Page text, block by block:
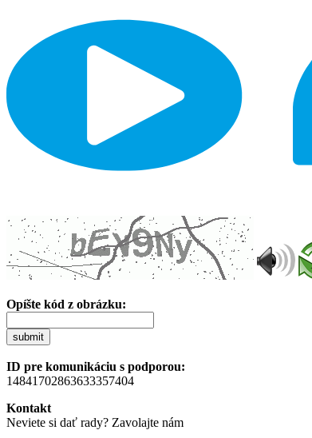
Opíšte kód z obrázku:
submit
ID pre komunikáciu s podporou:
14841702863633357404
Kontakt
Neviete si dať rady? Zavolajte nám